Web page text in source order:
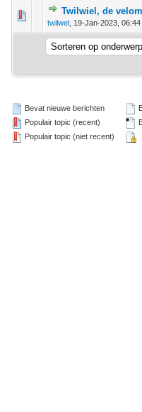
Twilwiel, de
twilwel 19-Jan-2023, 06:44
- 0 van 5 gemiddeld
2 45
Bevat nieuwe berichten
Populair topic (recent)
Populair topic (niet recent)